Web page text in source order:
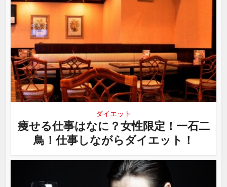
ダイエット
痩せる仕事はなに？女性限定！一石二
鳥！仕事しながらダイエット！